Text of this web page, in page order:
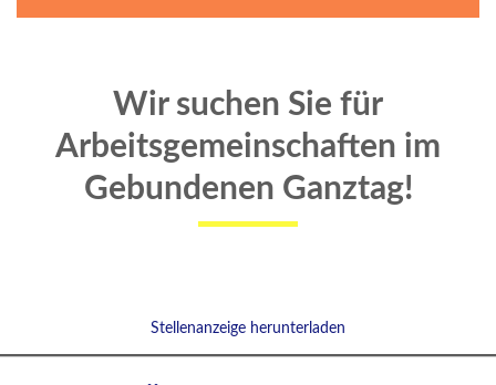
Wir suchen Sie für
Arbeitsgemeinschaften im
Gebundenen Ganztag!
Stellenanzeige herunterladen